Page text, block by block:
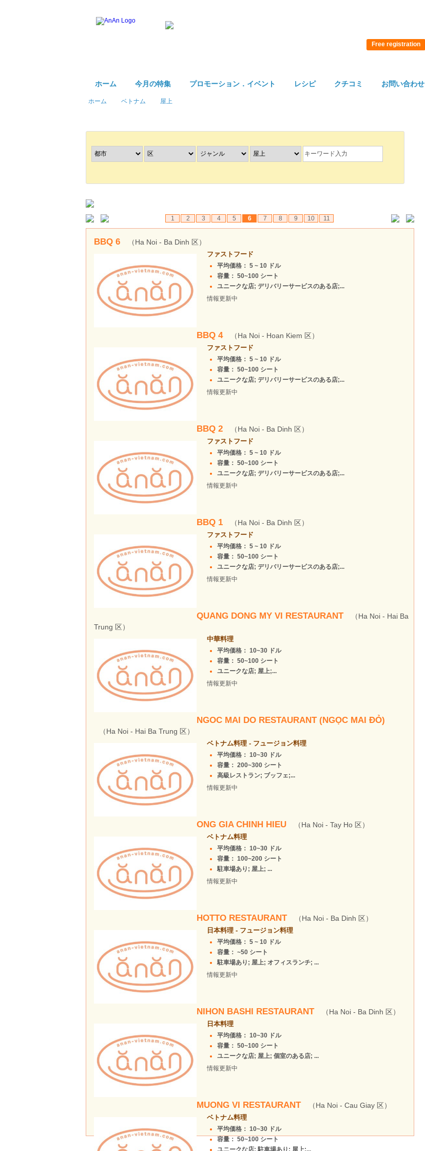
ホーム 今月の特集 プロモーション．イベント レシピ クチコミ お問い合わせ
Free registration
ホーム ベトナム 屋上
1 2 3 4 5 6 7 8 9 10 11
BBQ 6 （Ha Noi - Ba Dinh 区）
ファストフード
平均価格： 5 ~ 10 ドル
容量： 50~100 シート
ユニークな店; デリバリーサービスのある店;...
情報更新中
BBQ 4 （Ha Noi - Hoan Kiem 区）
ファストフード
平均価格： 5 ~ 10 ドル
容量： 50~100 シート
ユニークな店; デリバリーサービスのある店;...
情報更新中
BBQ 2 （Ha Noi - Ba Dinh 区）
ファストフード
平均価格： 5 ~ 10 ドル
容量： 50~100 シート
ユニークな店; デリバリーサービスのある店;...
情報更新中
BBQ 1 （Ha Noi - Ba Dinh 区）
ファストフード
平均価格： 5 ~ 10 ドル
容量： 50~100 シート
ユニークな店; デリバリーサービスのある店;...
情報更新中
QUANG DONG MY VI RESTAURANT
（Ha Noi - Hai Ba
Trung 区）
中華料理
平均価格： 10~30 ドル
容量： 50~100 シート
ユニークな店; 屋上;...
情報更新中
NGOC MAI DO RESTAURANT (NGỌC MAI ĐỎ)
（Ha Noi - Hai Ba Trung 区）
ベトナム料理 - フュージョン料理
平均価格： 10~30 ドル
容量： 200~300 シート
高級レストラン; ブッフェ;...
情報更新中
ONG GIA CHINH HIEU （Ha Noi - Tay Ho 区）
ベトナム料理
平均価格： 10~30 ドル
容量： 100~200 シート
駐車場あり; 屋上; ...
情報更新中
HOTTO RESTAURANT （Ha Noi - Ba Dinh 区）
日本料理 - フュージョン料理
平均価格： 5 ~ 10 ドル
容量： ~50 シート
駐車場あり; 屋上; オフィスランチ; ...
情報更新中
NIHON BASHI RESTAURANT （Ha Noi - Ba Dinh 区）
日本料理
平均価格： 10~30 ドル
容量： 50~100 シート
ユニークな店; 屋上; 個室のある店; ...
情報更新中
MUONG VI RESTAURANT （Ha Noi - Cau Giay 区）
ベトナム料理
平均価格： 10~30 ドル
容量： 50~100 シート
ユニークな店; 駐車場あり; 屋上;...